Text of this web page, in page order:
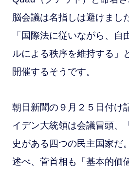
脳会議は名指しは避けまし
「国際法に従いながら 、自
ルによる秩序を維持する」
開催するそうです。
朝日新聞の９月２５日付け
イデン大統領は会議冒頭、
史がある四つの民主国家だ
述べ、菅首相も「基本的価